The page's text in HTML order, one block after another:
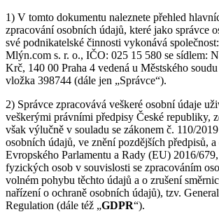
1) V tomto dokumentu naleznete přehled
zpracování osobních údajů, které jako správce
své podnikatelské činnosti vykonává
Mlýn.com s. r. o., IČO: 025 15 580 se sídlem:
Krč, 140 00 Praha 4 vedená u Městského
vložka 398744 (dále jen „Správce“).
2) Správce zpracovává veškeré osobní údaje
veškerými právními předpisy České republiky,
však výlučně v souladu se zákonem č. 110/
osobních údajů, ve znění pozdějších předpisů,
Evropského Parlamentu a Rady (EU) 2016/
fyzických osob v souvislosti se zpracováním
volném pohybu těchto údajů a o zrušení
nařízení o ochraně osobních údajů), tzv.
Regulation (dále též „GDPR“).